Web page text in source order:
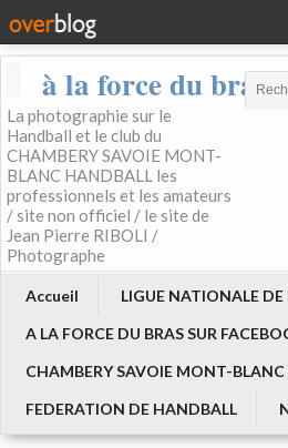
à la force du bras
La photographie sur le
Handball et le club du
CHAMBERY SAVOIE MONT-
BLANC HANDBALL les
professionnels et les amateurs
/ site non officiel / le site de
Jean Pierre RIBOLI /
Photographe
Accueil
LIGUE NATIONALE
A LA FORCE DU BRAS SUR
CHAMBERY SAVOIE MONT-
FEDERATION DE HANDBALL